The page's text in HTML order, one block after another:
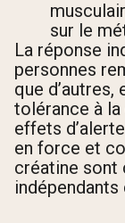
sur le
La réponse
personnes
que d’autres,
tolérance à
effets
en force et
créatine sont